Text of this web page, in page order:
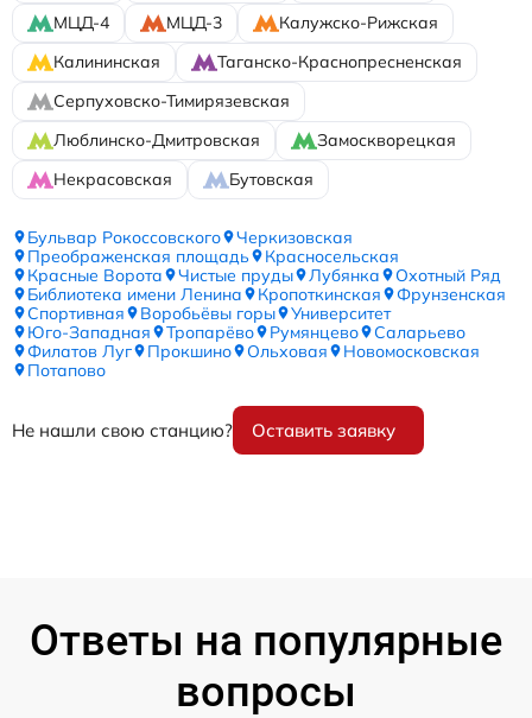
МЦД-4
МЦД-3
Калужско-Рижская
Калининская
Таганско-Краснопресненская
Серпуховско-Тимирязевская
Люблинско-Дмитровская
Замоскворецкая
Некрасовская
Бутовская
Бульвар Рокоссовского
Черкизовская
Преображенская площадь
Красносельская
Красные Ворота
Чистые пруды Лубянка
Охотный Ряд
Библиотека имени Ленина
Кропоткинская
Фрунзенская
Спортивная
Воробьёвы горы
Университет
Юго-Западная
Тропарёво Румянцево
Саларьево
Филатов Луг
Прокшино Ольховая
Новомосковская
Потапово
Не нашли свою станцию? Оставить заявку
Ответы на популярные
вопросы